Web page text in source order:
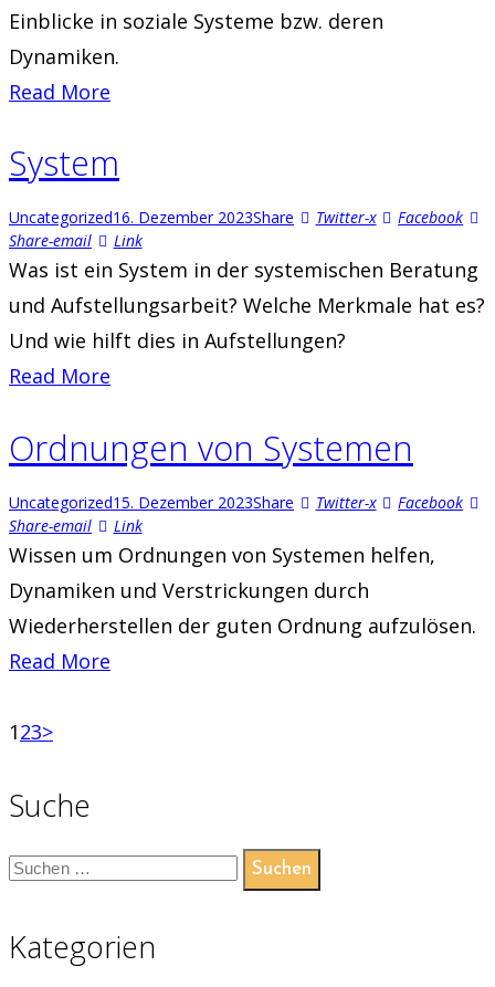
Einblicke in soziale Systeme bzw. deren
Dynamiken.
Read More
System
Uncategorized16. Dezember 2023Share Twitter-x
Facebook
Share-email
Link
Was ist ein System in der systemischen Beratung
und Aufstellungsarbeit? Welche Merkmale hat es?
Und wie hilft dies in Aufstellungen?
Read More
Ordnungen von Systemen
Uncategorized15. Dezember 2023Share Twitter-x
Facebook
Share-email
Link
Wissen um Ordnungen von Systemen helfen,
Dynamiken und Verstrickungen durch
Wiederherstellen der guten Ordnung aufzulösen.
Read More
Seitennummerierung
der
Beiträge
Page
1Page
2Page
3>
Suche
Suchen
Kategorien